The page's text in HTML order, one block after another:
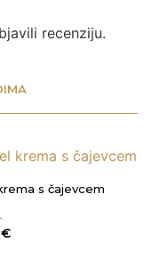
recenziju.
s čajevcem
€